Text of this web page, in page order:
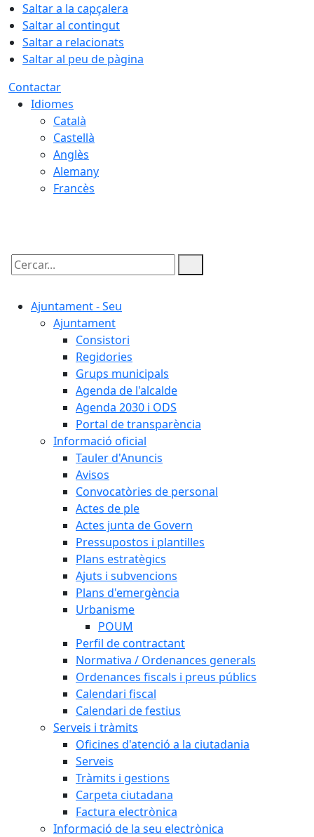
Saltar a la capçalera
Saltar al contingut
Saltar a relacionats
Saltar al peu de pàgina
Contactar
Idiomes
Català
Castellà
Anglès
Alemany
Francès
Cercar:
Ajuntament - Seu
Ajuntament
Consistori
Regidories
Grups municipals
Agenda de l'alcalde
Agenda 2030 i ODS
Portal de transparència
Informació oficial
Tauler d'Anuncis
Avisos
Convocatòries de personal
Actes de ple
Actes junta de Govern
Pressupostos i plantilles
Plans estratègics
Ajuts i subvencions
Plans d'emergència
Urbanisme
POUM
Perfil de contractant
Normativa / Ordenances generals
Ordenances fiscals i preus públics
Calendari fiscal
Calendari de festius
Serveis i tràmits
Oficines d'atenció a la ciutadania
Serveis
Tràmits i gestions
Carpeta ciutadana
Factura electrònica
Informació de la seu electrònica